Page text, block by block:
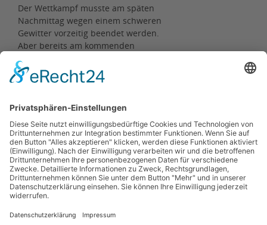
Der Wettkampf musste am späten
Nachmittag wegen einem schweren
Gewitter vorzeitig beendet werden.
Aber bereits am kommenden
Wochenende stehen die Halleschen
Werfertage an. Dort gibt es die
nächste Chance sich zu beweisen.
Ergebnisse
Zurück
Kontakt Impressum